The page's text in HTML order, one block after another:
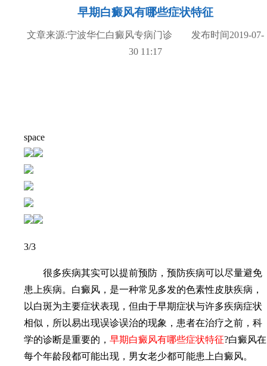
早期白癜风有哪些症状特征
文章来源:宁波华仁白癜风专病门诊 发布时间2019-07-
30 11:17
space
3/3
很多疾病其实可以提前预防，预防疾病可以尽量避免
患上疾病。白癜风，是一种常见多发的色素性皮肤疾病，
以白斑为主要症状表现，但由于早期症状与许多疾病症状
相似，所以易出现误诊误治的现象，患者在治疗之前，科
学的诊断是重要的， 早期白癜风有哪些症状特征?白癜风在
每个年龄段都可能出现，男女老少都可能患上白癜风。